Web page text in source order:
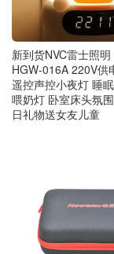
新到货NVC雷士照明
HGW‑016A 220V供
遥控声控小夜灯 睡
喂奶灯 卧室床头氛
日礼物送女友儿童